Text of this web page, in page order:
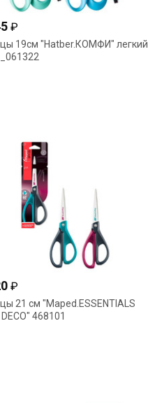
₽
19см "Hatber.КОМФИ" легкий
₽
21 cм "Maped.ESSENTIALS
DECO" 468101